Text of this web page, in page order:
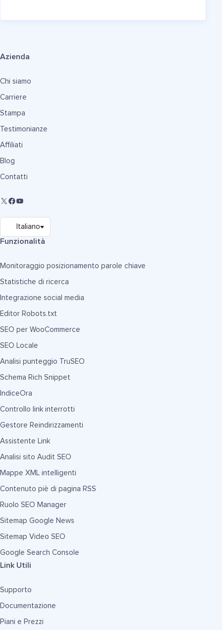
Azienda
Chi siamo
Carriere
Stampa
Testimonianze
Affiliati
Blog
Contatti
Funzionalità
Monitoraggio posizionamento parole chiave
Statistiche di ricerca
Integrazione social media
Editor Robots.txt
SEO per WooCommerce
SEO Locale
Analisi punteggio TruSEO
Schema Rich Snippet
IndiceOra
Controllo link interrotti
Gestore Reindirizzamenti
Assistente Link
Analisi sito Audit SEO
Mappe XML intelligenti
Contenuto piè di pagina RSS
Ruolo SEO Manager
Sitemap Google News
Sitemap Video SEO
Google Search Console
Link Utili
Supporto
Documentazione
Piani e Prezzi